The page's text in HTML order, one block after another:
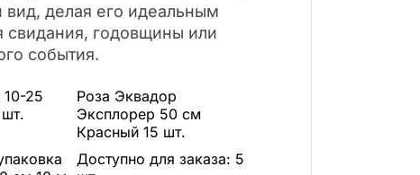
делая его идеальным
свидания, годовщины или
события.
10-25
Роза Эквадор
Эксплорер 50 см
Красный 15 шт.
Доступно для заказа: 5